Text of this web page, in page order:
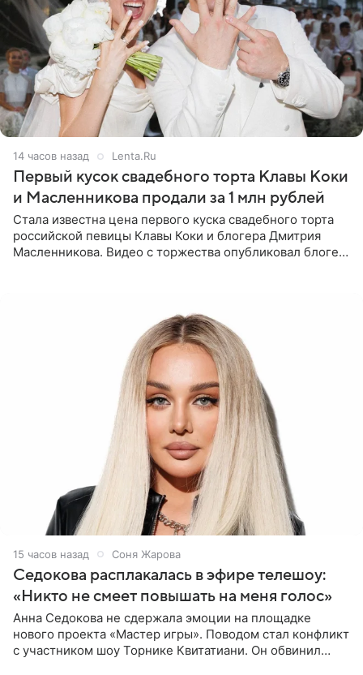
14 часов назад Lenta.Ru
Первый кусок свадебного торта Клавы Коки
и Масленникова продали за 1 млн рублей
Стала известна цена первого куска свадебного торта
российской певицы Клавы Коки и блогера Дмитрия
Масленникова. Видео с торжества опубликовал блогер
15 часов назад Соня Жарова
Седокова расплакалась в эфире телешоу:
«Никто не смеет повышать на меня голос»
Анна Седокова не сдержала эмоции на площадке
нового проекта «Мастер игры». Поводом стал конфликт
с участником шоу Торнике Квитатиани. Он обвинил